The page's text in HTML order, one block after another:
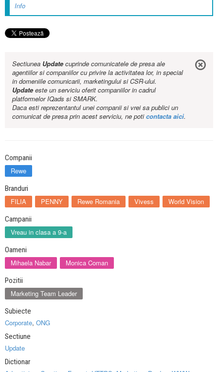
Info
Sectiunea Updatecuprinde comunicatele de presa ale
agentiilor si companiilor cu privire la activitatea lor, in special
in domeniile comunicarii, marketingului si CSR-ului.
Updateeste un serviciu oferit companiilor in cadrul
platformelor IQads si SMARK.
Daca esti reprezentantul unei companii si vrei sa publici un
comunicat de presa prin acest serviciu, ne poticontacta aici.
Companii
Rewe
Branduri
FILIA PENNY Rewe Romania Vivess World Vision
Campanii
Vreau in clasa a 9-a
Oameni
Mihaela Nabar Monica Coman
Pozitii
Marketing Team Leader
Subiecte
Corporate, ONG
Sectiune
Update
Dictionar